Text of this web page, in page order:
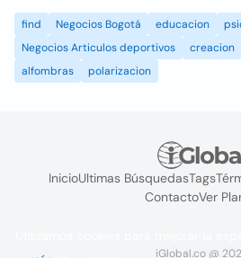
find Negocios Bogotá educacion
Negocios Articulos deportivos
creacion
alfombras
polarizacion
InicioUltimas BúsquedasTags
ContactoVer
iGlobal.co @